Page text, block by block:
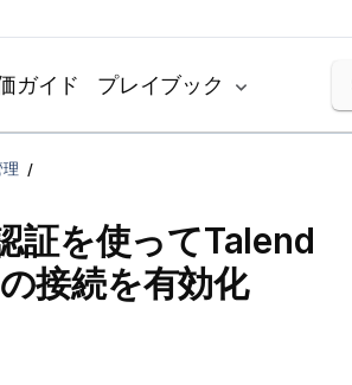
ガイド プレイブック
証を使ってTalend
接続を有効化